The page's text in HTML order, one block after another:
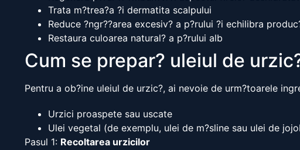
Trata m?trea?a ?i dermatita scalpului
Reduce ?ngr??area excesiv? a p?rului ?i echilibra
Restaura culoarea natural? a p?rului alb
Cum se prepar? uleiul de
Pentru a ob?ine uleiul de urzic?, ai nevoie de urm?toarele
Urzici proaspete sau uscate
Ulei vegetal (de exemplu, ulei de m?sline sau ulei de
Pasul 1: Recoltarea urzicilor